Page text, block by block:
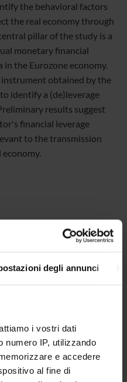
degli annunci
i vostri dati
numero IP, utilizzando
e accedere
al fine di
the behavioral factors
the real economy through
pillar of the study is a
monetary financial
the Eurozone economy.
obtained by the
identify a (de)leverage
results suggest
financial leverage
to the transmission